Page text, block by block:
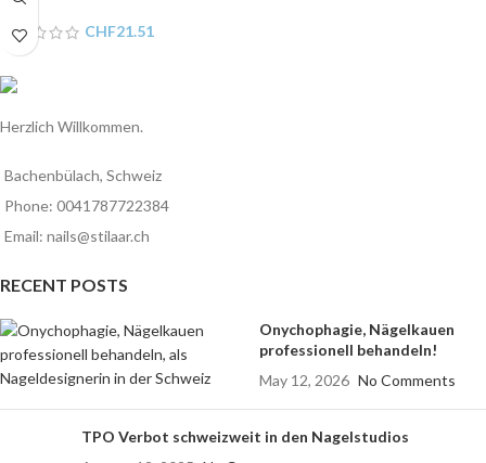
CHF21.51
Herzlich Willkommen.
Bachenbülach, Schweiz
Phone: 0041787722384
Email: nails@stilaar.ch
RECENT POSTS
Onychophagie, Nägelkauen
professionell behandeln!
May 12, 2026 No Comments
TPO Verbot schweizweit in den Nagelstudios